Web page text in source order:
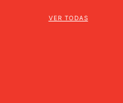
VER TODAS